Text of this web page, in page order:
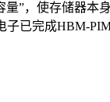
”，使存储器本
已完成HBM-